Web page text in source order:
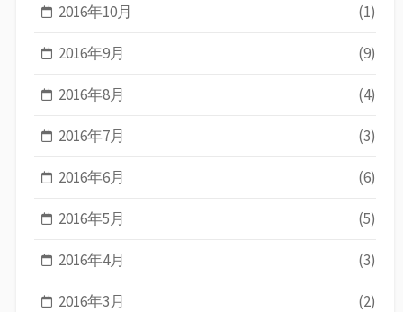
2016年10月 (1)
2016年9月 (9)
2016年8月 (4)
2016年7月 (3)
2016年6月 (6)
2016年5月 (5)
2016年4月 (3)
2016年3月 (2)